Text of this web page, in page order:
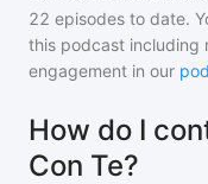
22 episodes to date.
this podcast including
engagement in our
How do I
Con Te?